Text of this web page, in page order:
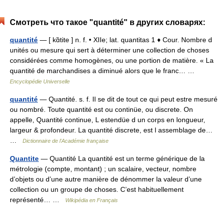
Смотреть что такое "quantité" в других словарях:
quantité — [ kɑ̃tite ] n. f. • XIIe; lat. quantitas 1 ♦ Cour. Nombre d
unités ou mesure qui sert à déterminer une collection de choses
considérées comme homogènes, ou une portion de matière. « La
quantité de marchandises a diminué alors que le franc… …
Encyclopédie Universelle
quantité — Quantité. s. f. Il se dit de tout ce qui peut estre mesuré
ou nombré. Toute quantité est ou continüe, ou discrete. On
appelle, Quantité continue, L estendüe d un corps en longueur,
largeur & profondeur. La quantité discrete, est l assemblage de…
Dictionnaire de l'Académie française
Quantite — Quantité La quantité est un terme générique de la
métrologie (compte, montant) ; un scalaire, vecteur, nombre
d’objets ou d’une autre manière de dénommer la valeur d’une
collection ou un groupe de choses. C’est habituellement
représenté… …
Wikipédia en Français